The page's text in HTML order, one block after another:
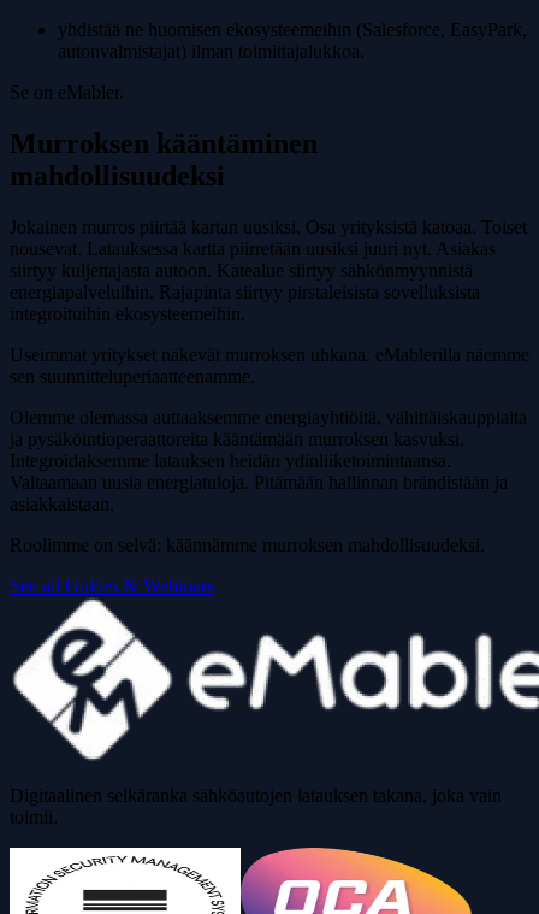
yhdistää ne huomisen ekosysteemeihin (Salesforce, EasyPark,
autonvalmistajat) ilman toimittajalukkoa.
Se on eMabler.
Murroksen kääntäminen
mahdollisuudeksi
Jokainen murros piirtää kartan uusiksi. Osa yrityksistä katoaa. Toiset
nousevat. Latauksessa kartta piirretään uusiksi juuri nyt. Asiakas
siirtyy kuljettajasta autoon. Katealue siirtyy sähkönmyynnistä
energiapalveluihin. Rajapinta siirtyy pirstaleisista sovelluksista
integroituihin ekosysteemeihin.
Useimmat yritykset näkevät murroksen uhkana. eMablerilla näemme
sen suunnitteluperiaatteenamme.
Olemme olemassa auttaaksemme energiayhtiöitä, vähittäiskauppiaita
ja pysäköintioperaattoreita kääntämään murroksen kasvuksi.
Integroidaksemme latauksen heidän ydinliiketoimintaansa.
Valtaamaan uusia energiatuloja. Pitämään hallinnan brändistään ja
asiakkaistaan.
Roolimme on selvä: käännämme murroksen mahdollisuudeksi.
See all Guides & Webinars
Digitaalinen selkäranka sähköautojen latauksen takana, joka vain
toimii.